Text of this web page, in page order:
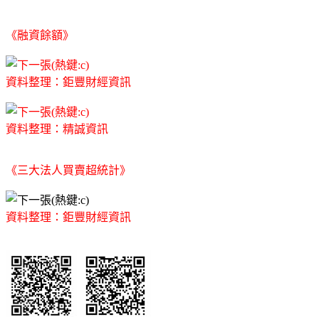
《融資餘額》
資料整理：鉅豐財經資訊
資料整理：精誠資訊
《三大法人買賣超統計》
資料整理：鉅豐財經資訊